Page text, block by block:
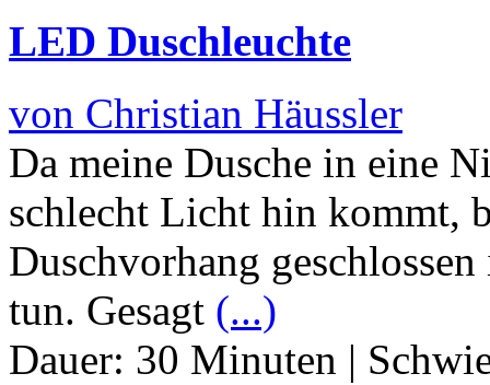
LED Duschleuchte
von Christian Häussler
Da meine Dusche in eine
schlecht Licht hin kommt,
Duschvorhang
tun. Gesagt (...)
Dauer: 30 Minuten |